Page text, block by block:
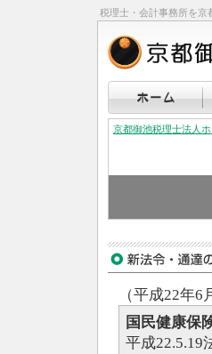
税理士・会計事務所を京
京都御池税理士法人
（平成22年6
国民健康保
平成22.5.19